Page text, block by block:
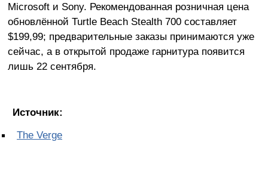
Microsoft и Sony. Рекомендованная розничная цена
обновлённой Turtle Beach Stealth 700 составляет
$199,99; предварительные заказы принимаются уже
сейчас, а в открытой продаже гарнитура появится
лишь 22 сентября.
Источник:
The Verge